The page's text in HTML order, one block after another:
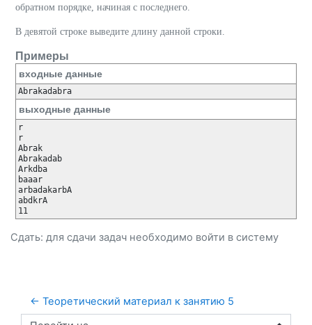
обратном порядке, начиная с последнего.
В девятой строке выведите длину данной строки.
Примеры
входные данные
выходные данные
r
r
Abrak
Abrakadab
Arkdba
baaar
arbadakarbA
abdkrA
Сдать: для сдачи задач необходимо войти в систему
← Теоретический материал к занятию 5